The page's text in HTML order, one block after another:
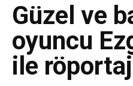
Güzel ve
oyuncu
ile röportaj